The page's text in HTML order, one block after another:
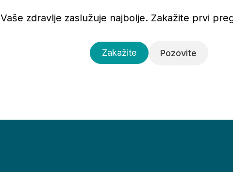
Vaše zdravlje zaslužuje najbolje. Zakažite prvi
Zakažite Pozovite